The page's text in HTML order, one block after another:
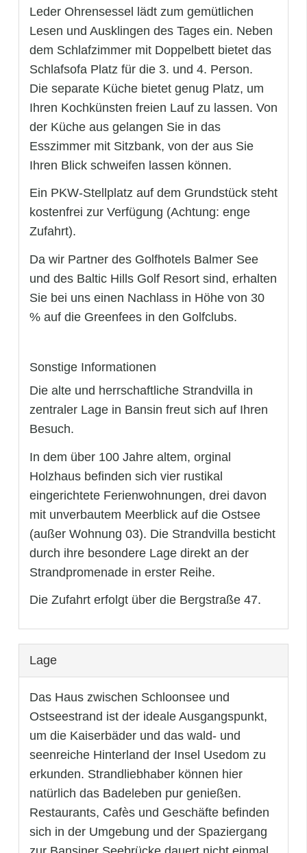
Leder Ohrensessel lädt zum gemütlichen
Lesen und Ausklingen des Tages ein. Neben
dem Schlafzimmer mit Doppelbett bietet das
Schlafsofa Platz für die 3. und 4. Person.
Die separate Küche bietet genug Platz, um
Ihren Kochkünsten freien Lauf zu lassen. Von
der Küche aus gelangen Sie in das
Esszimmer mit Sitzbank, von der aus Sie
Ihren Blick schweifen lassen können.
Ein PKW-Stellplatz auf dem Grundstück steht
kostenfrei zur Verfügung (Achtung: enge
Zufahrt).
Da wir Partner des Golfhotels Balmer See
und des Baltic Hills Golf Resort sind, erhalten
Sie bei uns einen Nachlass in Höhe von 30
% auf die Greenfees in den Golfclubs.
Sonstige Informationen
Die alte und herrschaftliche Strandvilla in
zentraler Lage in Bansin freut sich auf Ihren
Besuch.
In dem über 100 Jahre altem, orginal
Holzhaus befinden sich vier rustikal
eingerichtete Ferienwohnungen, drei davon
mit unverbautem Meerblick auf die Ostsee
(außer Wohnung 03). Die Strandvilla besticht
durch ihre besondere Lage direkt an der
Strandpromenade in erster Reihe.
Die Zufahrt erfolgt über die Bergstraße 47.
Lage
Das Haus zwischen Schloonsee und
Ostseestrand ist der ideale Ausgangspunkt,
um die Kaiserbäder und das wald- und
seenreiche Hinterland der Insel Usedom zu
erkunden. Strandliebhaber können hier
natürlich das Badeleben pur genießen.
Restaurants, Cafès und Geschäfte befinden
sich in der Umgebung und der Spaziergang